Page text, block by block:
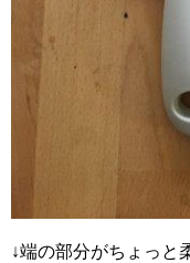
↓端の部分がちょっと